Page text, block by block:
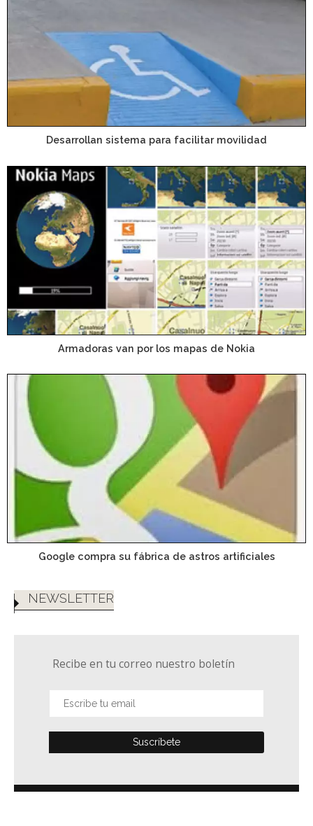
Desarrollan sistema para facilitar movilidad
Armadoras van por los mapas de Nokia
Google compra su fábrica de astros artificiales
NEWSLETTER
Recibe en tu correo nuestro boletín